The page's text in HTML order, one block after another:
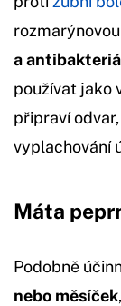
a
používat jako
připraví
vyplachování
Máta
Podobně
nebo měsíček